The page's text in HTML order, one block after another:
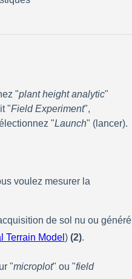
"plant height analytic"
"Field Experiment",
"Launch" (lancer).
voulez mesurer la
de sol nu ou généré
Terrain Model ‍) (2).
"microplot" ou "field